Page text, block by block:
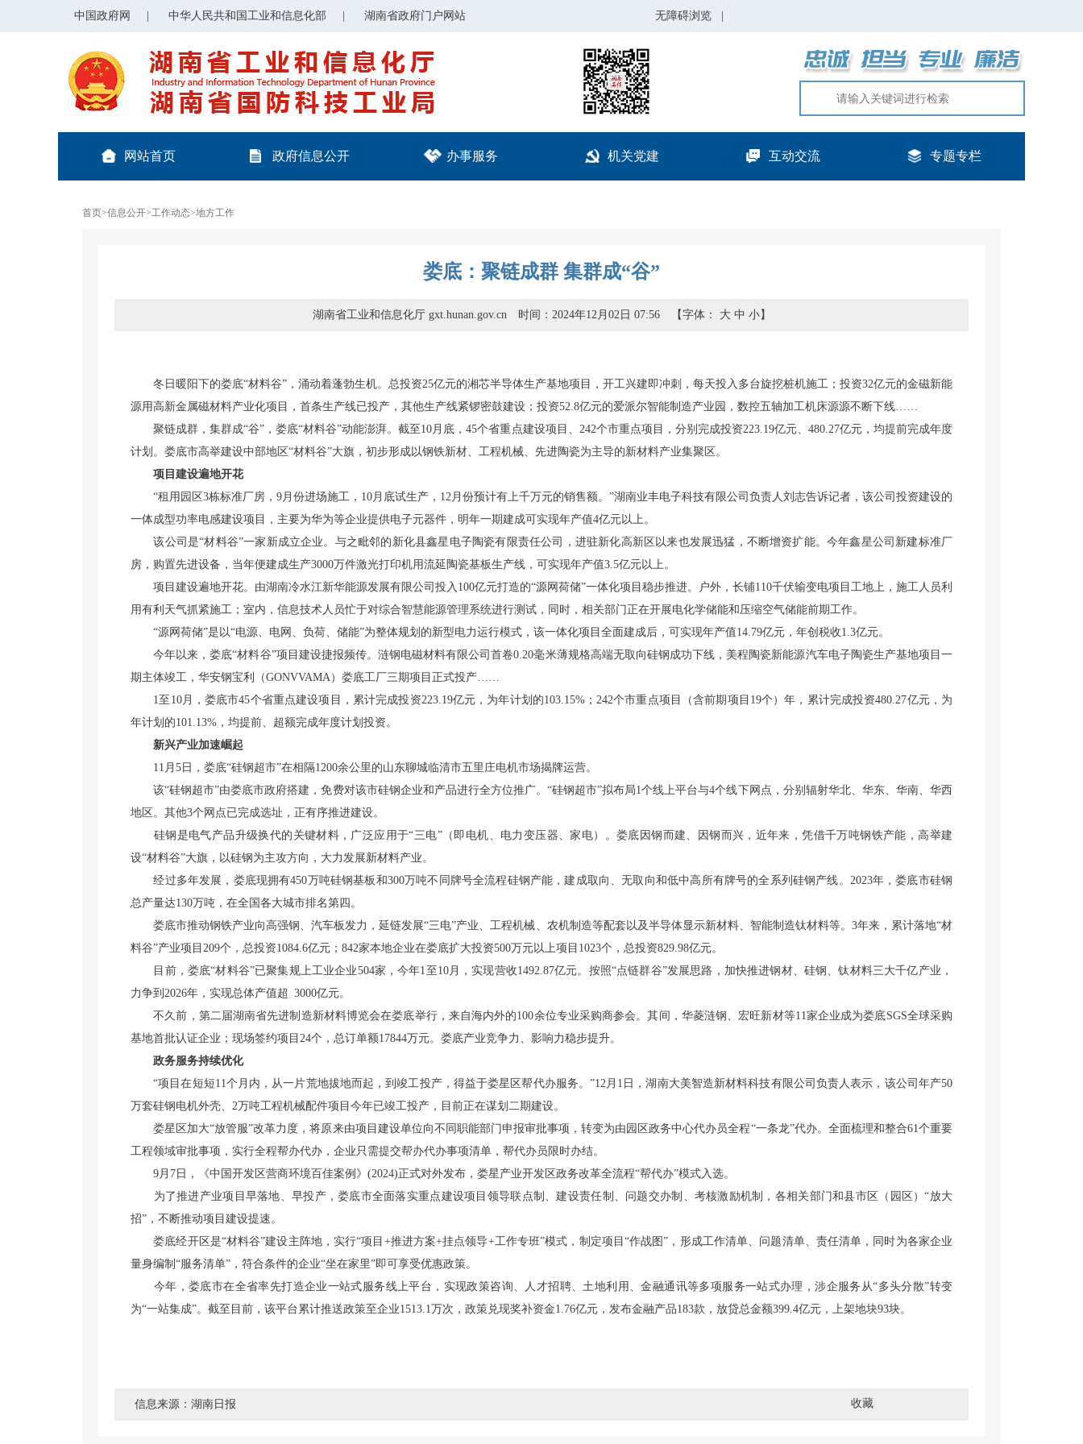
中国政府网 中华人民共和国工业和信息化部 湖南省政府门户网站 无障碍浏览
网站首页 政府信息公开 办事服务 机关党建 互动交流 专题专栏
首页>信息公开>工作动态>地方工作
娄底：聚链成群 集群成“谷”
湖南省工业和信息化厅 gxt.hunan.gov.cn 时间：2024年12月02日 07:56 【字体： 大 中 小】
冬日暖阳下的娄底“材料谷”，涌动着蓬勃生机。总投资25亿元的湘芯半导体生产基地项目，开工兴建即冲刺，每天投入多台旋挖桩机施工；投资32亿元的金磁新能
源用高新金属磁材料产业化项目，首条生产线已投产，其他生产线紧锣密鼓建设；投资52.8亿元的爱派尔智能制造产业园，数控五轴加工机床源源不断下线……
聚链成群，集群成“谷”，娄底“材料谷”动能澎湃。截至10月底，45个省重点建设项目、242个市重点项目，分别完成投资223.19亿元、480.27亿元，均提前完成年度
计划。娄底市高举建设中部地区“材料谷”大旗，初步形成以钢铁新材、工程机械、先进陶瓷为主导的新材料产业集聚区。
项目建设遍地开花
“租用园区3栋标准厂房，9月份进场施工，10月底试生产，12月份预计有上千万元的销售额。”湖南业丰电子科技有限公司负责人刘志告诉记者，该公司投资建设的
一体成型功率电感建设项目，主要为华为等企业提供电子元器件，明年一期建成可实现年产值4亿元以上。
该公司是“材料谷”一家新成立企业。与之毗邻的新化县鑫星电子陶瓷有限责任公司，进驻新化高新区以来也发展迅猛，不断增资扩能。今年鑫星公司新建标准厂
房，购置先进设备，当年便建成生产3000万件激光打印机用流延陶瓷基板生产线，可实现年产值3.5亿元以上。
项目建设遍地开花。由湖南冷水江新华能源发展有限公司投入100亿元打造的“源网荷储”一体化项目稳步推进。户外，长铺110千伏输变电项目工地上，施工人员利
用有利天气抓紧施工；室内，信息技术人员忙于对综合智慧能源管理系统进行测试，同时，相关部门正在开展电化学储能和压缩空气储能前期工作。
“源网荷储”是以“电源、电网、负荷、储能”为整体规划的新型电力运行模式，该一体化项目全面建成后，可实现年产值14.79亿元，年创税收1.3亿元。
今年以来，娄底“材料谷”项目建设捷报频传。涟钢电磁材料有限公司首卷0.20毫米薄规格高端无取向硅钢成功下线，美程陶瓷新能源汽车电子陶瓷生产基地项目一
期主体竣工，华安钢宝利（GONVVAMA）娄底工厂三期项目正式投产……
1至10月，娄底市45个省重点建设项目，累计完成投资223.19亿元，为年计划的103.15%；242个市重点项目（含前期项目19个）年，累计完成投资480.27亿元，为
年计划的101.13%，均提前、超额完成年度计划投资。
新兴产业加速崛起
11月5日，娄底“硅钢超市”在相隔1200余公里的山东聊城临清市五里庄电机市场揭牌运营。
该“硅钢超市”由娄底市政府搭建，免费对该市硅钢企业和产品进行全方位推广。“硅钢超市”拟布局1个线上平台与4个线下网点，分别辐射华北、华东、华南、华西
地区。其他3个网点已完成选址，正有序推进建设。
硅钢是电气产品升级换代的关键材料，广泛应用于“三电”（即电机、电力变压器、家电）。娄底因钢而建、因钢而兴，近年来，凭借千万吨钢铁产能，高举建
设“材料谷”大旗，以硅钢为主攻方向，大力发展新材料产业。
经过多年发展，娄底现拥有450万吨硅钢基板和300万吨不同牌号全流程硅钢产能，建成取向、无取向和低中高所有牌号的全系列硅钢产线。2023年，娄底市硅钢
总产量达130万吨，在全国各大城市排名第四。
娄底市推动钢铁产业向高强钢、汽车板发力，延链发展“三电”产业、工程机械、农机制造等配套以及半导体显示新材料、智能制造钛材料等。3年来，累计落地“材
料谷”产业项目209个，总投资1084.6亿元；842家本地企业在娄底扩大投资500万元以上项目1023个，总投资829.98亿元。
目前，娄底“材料谷”已聚集规上工业企业504家，今年1至10月，实现营收1492.87亿元。按照“点链群谷”发展思路，加快推进钢材、硅钢、钛材料三大千亿产业，
力争到2026年，实现总体产值超 3000亿元。
不久前，第二届湖南省先进制造新材料博览会在娄底举行，来自海内外的100余位专业采购商参会。其间，华菱涟钢、宏旺新材等11家企业成为娄底SGS全球采购
基地首批认证企业；现场签约项目24个，总订单额17844万元。娄底产业竞争力、影响力稳步提升。
政务服务持续优化
“项目在短短11个月内，从一片荒地拔地而起，到竣工投产，得益于娄星区帮代办服务。”12月1日，湖南大美智造新材料科技有限公司负责人表示，该公司年产50
万套硅钢电机外壳、2万吨工程机械配件项目今年已竣工投产，目前正在谋划二期建设。
娄星区加大“放管服”改革力度，将原来由项目建设单位向不同职能部门申报审批事项，转变为由园区政务中心代办员全程“一条龙”代办。全面梳理和整合61个重要
工程领域审批事项，实行全程帮办代办，企业只需提交帮办代办事项清单，帮代办员限时办结。
9月7日，《中国开发区营商环境百佳案例》(2024)正式对外发布，娄星产业开发区政务改革全流程“帮代办”模式入选。
为了推进产业项目早落地、早投产，娄底市全面落实重点建设项目领导联点制、建设责任制、问题交办制、考核激励机制，各相关部门和县市区（园区）“放大
招”，不断推动项目建设提速。
娄底经开区是“材料谷”建设主阵地，实行“项目+推进方案+挂点领导+工作专班”模式，制定项目“作战图”，形成工作清单、问题清单、责任清单，同时为各家企业
量身编制“服务清单”，符合条件的企业“坐在家里”即可享受优惠政策。
今年，娄底市在全省率先打造企业一站式服务线上平台，实现政策咨询、人才招聘、土地利用、金融通讯等多项服务一站式办理，涉企服务从“多头分散”转变
为“一站集成”。截至目前，该平台累计推送政策至企业1513.1万次，政策兑现奖补资金1.76亿元，发布金融产品183款，放贷总金额399.4亿元，上架地块93块。
信息来源：湖南日报 收藏